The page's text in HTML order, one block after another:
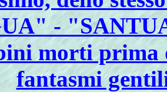
-
morti prima
fantasmi